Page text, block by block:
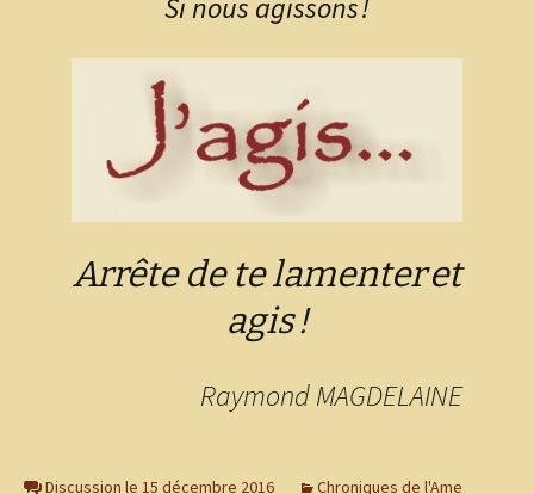
Si nous agissons !
Arrête de te lamenteret
agis!
Raymond MAGDELAINE
Discussion le 15 décembre 2016 Chroniques de l'Ame